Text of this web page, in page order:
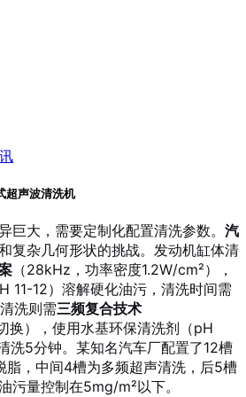
超声波清洗机
巨大，需要定制化配置清洗参数。 汽
复杂几何形状的挑战。发动机缸体清
（28kHz，功率密度1.2W/cm²），
12）溶解硬化油污，清洗时间需
洗则需三频复合技术
换），使用水基环保清洗剂（pH
5分钟。某知名汽车厂配置了12槽
脂，中间4槽为多频超声清洗，后5槽
污量控制在5mg/m²以下。